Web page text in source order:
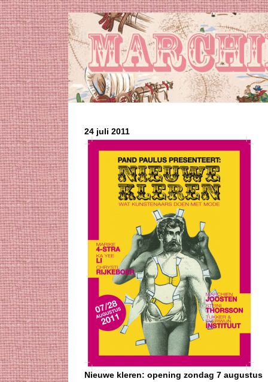
24 juli 2011
Nieuwe kleren: opening zondag 7 augustus